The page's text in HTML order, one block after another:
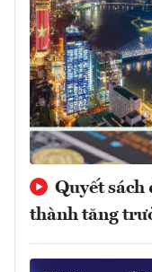
Quyết sách
thành tăng